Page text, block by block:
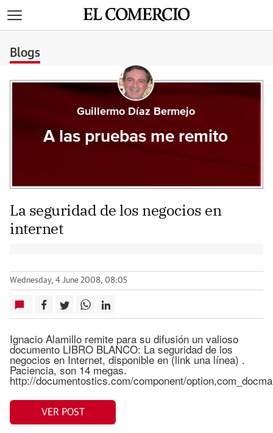
Blogs
Guillermo Díaz Bermejo
A las pruebas me remito
La seguridad de los negocios en
internet
Wednesday, 4 June 2008, 08:05
Ignacio Alamillo remite para su difusión un valioso
documento LIBRO BLANCO: La seguridad de los
negocios en Internet, disponible en (link una línea) .
Paciencia, son 14 megas.
http://documentostics.com/component/
VER POST